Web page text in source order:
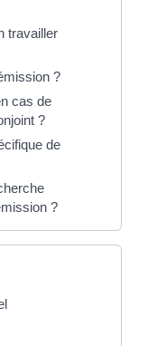
travailler
?
cas de
?
de
?